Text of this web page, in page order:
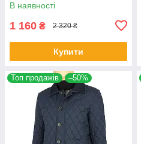
В наявності
1 160 ₴ 2 320 ₴
Купити
Топ продажів –50%